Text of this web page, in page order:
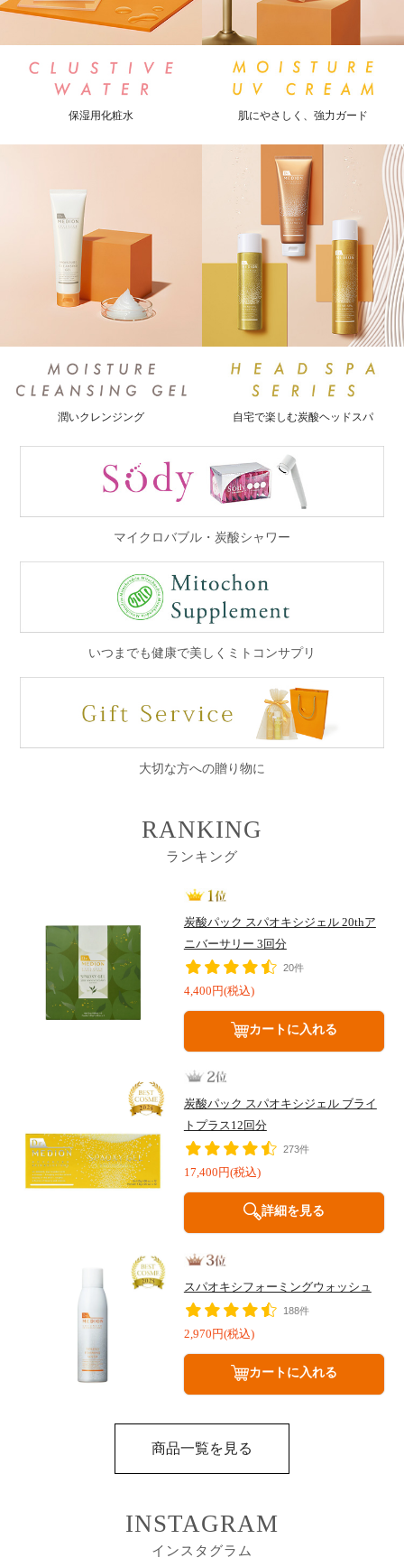
保湿用化粧水 肌にやさしく、強力ガード
潤いクレンジング 自宅で楽しむ炭酸ヘッドスパ
マイクロバブル・炭酸シャワー
いつまでも健康で美しくミトコンサプリ
大切な方への贈り物に
RANKING
ランキング
炭酸パック スパオキシジェル 20thア
ニバーサリー 3回分
20件
4,400円(税込)
カートに入れる
炭酸パック スパオキシジェル ブライ
トプラス12回分
273件
17,400円(税込)
詳細を見る
スパオキシフォーミングウォッシュ
188件
2,970円(税込)
カートに入れる
商品一覧を見る
INSTAGRAM
インスタグラム